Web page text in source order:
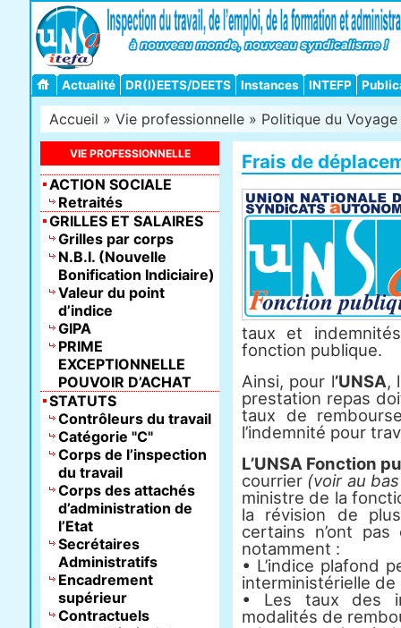
Actualité DR(I)EETS/DEETS Instances INTEFP
Accueil » Vie professionnelle » Politique du
Frais de
taux et
fonction publique.
Ainsi, pour l’UNSA,
prestation repas
taux de
l’indemnité pour
L’UNSA Fonction
courrier (voir au
ministre de la
la révision de
certains n’ont
notamment :
• L’indice plafond
interministérielle
• Les taux des
modalités de
VIE PROFESSIONNELLE
ACTION SOCIALE
Retraités
GRILLES ET SALAIRES
Grilles par corps
N.B.I. (Nouvelle
Bonification Indiciaire)
Valeur du point
d’indice
GIPA
PRIME
EXCEPTIONNELLE
POUVOIR D’ACHAT
STATUTS
Contrôleurs du travail
Catégorie "C"
Corps de l’inspection
du travail
Corps des attachés
d’administration de
l’Etat
Secrétaires
Administratifs
Encadrement
supérieur
Contractuels